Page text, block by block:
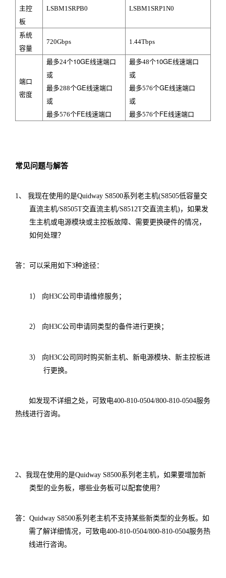
主控
板
LSBM1SRPB0 LSBM1SRP1N0
系统
容量
720Gbps 1.44Tbps
端口
密度
最多24个10GE线速端口
或
最多288个GE线速端口
或
最多576个FE线速端口
最多48个10GE线速端口
或
最多576个GE线速端口
或
最多576个FE线速端口
常见问题与解答
1、 我现在使用的是Quidway S8500系列老主机(S8505低容量交
直流主机/S8505T交直流主机/S8512T交直流主机) ，如果发
生主机或电源模块或主控板故障、需要更换硬件的情况，
如何处理？
答：可以采用如下3种途径：
1 ） 向H3C公司申请维修服务；
2） 向H3C公司申请同类型的备件进行更换；
3） 向H3C公司同时购买新主机、新电源模块、新主控板进
行更换。
如发现不详细之处，可致电400-810-0504/800-810-0504服务
热线进行咨询。
2、 我现在使用的是Quidway S8500系列老主机，如果要增加新
类型的业务板，哪些业务板可以配套使用？
答： Quidway S8500系列老主机不支持某些新类型的业务板。如
需了解详细情况，可致电400-810-0504/800-810-0504服务热
线进行咨询。